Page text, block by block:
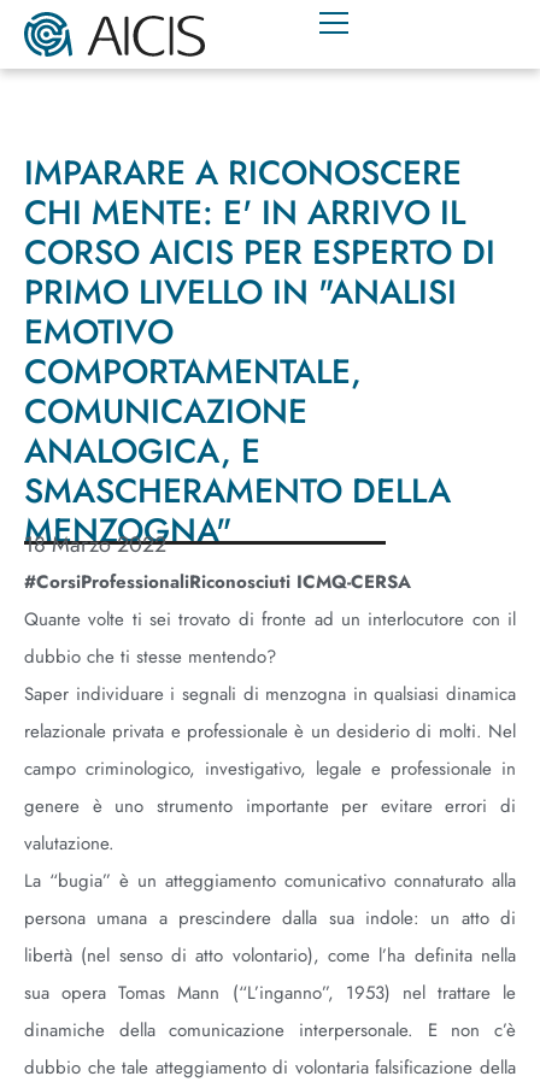
IMPARARE A RICONOSCERE
CHI MENTE: E' IN ARRIVO IL
CORSO AICIS PER ESPERTO DI
PRIMO LIVELLO IN "ANALISI
EMOTIVO
COMPORTAMENTALE,
COMUNICAZIONE
ANALOGICA, E
SMASCHERAMENTO DELLA
MENZOGNA"
18 Marzo 2022
#CorsiProfessionaliRiconosciuti ICMQ-CERSA
Quante volte ti sei trovato di fronte ad un interlocutore con il
dubbio che ti stesse mentendo?
Saper individuare i segnali di menzogna in qualsiasi dinamica
relazionale privata e professionale è un desiderio di molti. Nel
campo criminologico, investigativo, legale e professionale in
genere è uno strumento importante per evitare errori di
valutazione.
La “bugia” è un atteggiamento comunicativo connaturato alla
persona umana a prescindere dalla sua indole: un atto di
libertà (nel senso di atto volontario), come l’ha definita nella
sua opera Tomas Mann (“L’inganno”, 1953) nel trattare le
dinamiche della comunicazione interpersonale. E non c’è
dubbio che tale atteggiamento di volontaria falsificazione della